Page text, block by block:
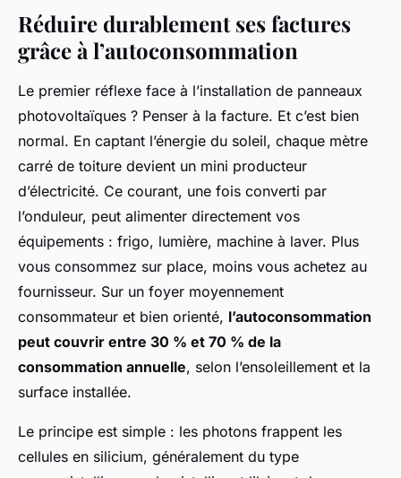
Réduire durablement ses factures
grâce à l’autoconsommation
Le premier réflexe face à l’installation de panneaux
photovoltaïques ? Penser à la facture. Et c’est bien
normal. En captant l’énergie du soleil, chaque mètre
carré de toiture devient un mini producteur
d’électricité. Ce courant, une fois converti par
l’onduleur, peut alimenter directement vos
équipements : frigo, lumière, machine à laver. Plus
vous consommez sur place, moins vous achetez au
fournisseur. Sur un foyer moyennement
consommateur et bien orienté, l’autoconsommation
peut couvrir entre 30 % et 70 % de la
consommation annuelle, selon l’ensoleillement et la
surface installée.
Le principe est simple : les photons frappent les
cellules en silicium, généralement du type